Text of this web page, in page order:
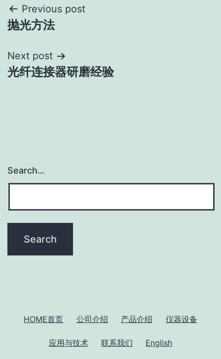
Post
navigation
Previous post
抛光方法
Next post
光纤连接器研磨经验
Search…
HOME首页 公司介绍 产品介绍 仪器设备
应用与技术 联系我们 English